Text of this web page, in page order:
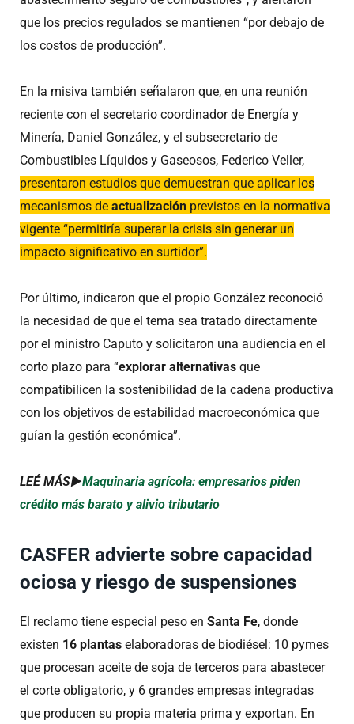
que los precios regulados se mantienen “por debajo de
los costos de producción”.
En la misiva también señalaron que, en una reunión
reciente con el secretario coordinador de Energía y
Minería, Daniel González, y el subsecretario de
Combustibles Líquidos y Gaseosos, Federico Veller,
presentaron estudios que demuestran que aplicar los
mecanismos de actualización previstos en la normativa
vigente “permitiría superar la crisis sin generar un
impacto significativo en surtidor”.
Por último, indicaron que el propio González reconoció
la necesidad de que el tema sea tratado directamente
por el ministro Caputo y solicitaron una audiencia en el
corto plazo para “explorar alternativas que
compatibilicen la sostenibilidad de la cadena productiva
con los objetivos de estabilidad macroeconómica que
guían la gestión económica”.
LEÉ MÁS►Maquinaria agrícola: empresarios piden
crédito más barato y alivio tributario
CASFER advierte sobre capacidad
ociosa y riesgo de suspensiones
El reclamo tiene especial peso en Santa Fe, donde
existen 16 plantas elaboradoras de biodiésel: 10 pymes
que procesan aceite de soja de terceros para abastecer
el corte obligatorio, y 6 grandes empresas integradas
que producen su propia materia prima y exportan. En